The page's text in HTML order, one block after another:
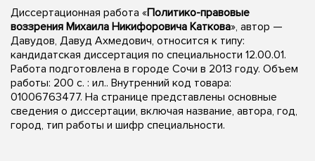
Диссертационная работа «Политико-правовые
воззрения Михаила Никифоровича Каткова», автор —
Давудов, Давуд Ахмедович, относится к типу:
кандидатская диссертация по специальности 12.00.01.
Работа подготовлена в городе Сочи в 2013 году. Объем
работы: 200 с. : ил.. Внутренний код товара:
01006763477. На странице представлены основные
сведения о диссертации, включая название, автора, год,
город, тип работы и шифр специальности.